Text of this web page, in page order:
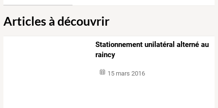
Articles à découvrir
Stationnement unilatéral alterné au
raincy
15 mars 2016